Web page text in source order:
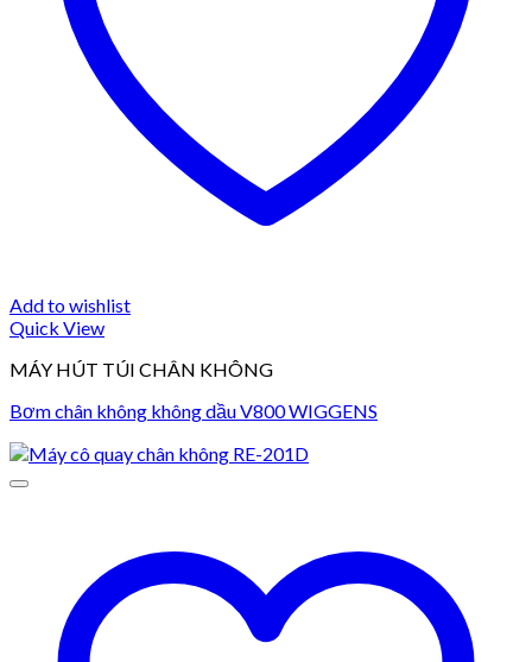
Add to wishlist
Quick View
MÁY HÚT TÚI CHÂN KHÔNG
Bơm chân không không dầu V800 WIGGENS